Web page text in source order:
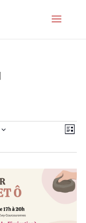
vues
Liste